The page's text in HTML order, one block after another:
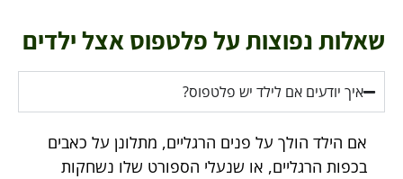
שאלות נפוצות על פלטפוס אצל ילדים
איך יודעים אם לילד יש פלטפוס?
אם הילד הולך על פנים הרגליים, מתלונן על כאבים
בכפות הרגליים, או שנעלי הספורט שלו נשחקות